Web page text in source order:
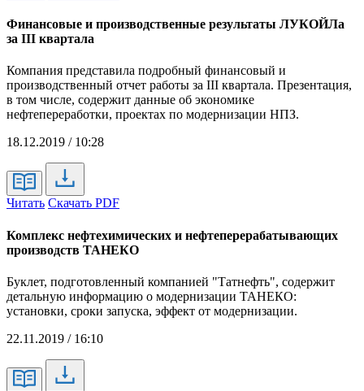
Финансовые и производственные результаты ЛУКОЙЛа
за III квартала
Компания представила подробный финансовый и
производственный отчет работы за III квартала. Презентация,
в том числе, содержит данные об экономике
нефтепереработки, проектах по модернизации НПЗ.
18.12.2019 / 10:28
Читать Скачать PDF
Комплекс нефтехимических и нефтеперерабатывающих
производств ТАНЕКО
Буклет, подготовленный компанией "Татнефть", содержит
детальную информацию о модернизации ТАНЕКО:
установки, сроки запуска, эффект от модернизации.
22.11.2019 / 16:10